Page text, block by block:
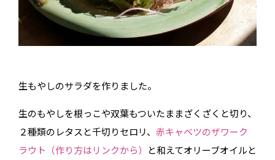
生もやしのサラダを作りました。
生のもやしを根っこや双葉もついたままざくざくと切り、
２種類のレタスと千切りセロリ、 赤キャベツのザワーク
ラウト（作り方はリンクから）
と和えてオリーブオイルと